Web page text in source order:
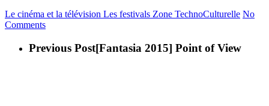
Le cinéma et la télévision Les festivals Zone TechnoCulturelle No
Comments
Previous Post[Fantasia 2015] Point of View